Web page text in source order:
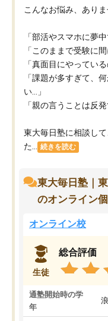
こんなお悩み、ありま
「部活やスマホに夢
「このままで受験に
「真面目にやってい
「課題が多すぎて、
い…」
「親の言うことは反発
東大毎日塾に相談し
た...
続きを読む
東大毎日塾｜
のオンライン
オンライン校
生徒
総合評価
通塾開始時の学
年